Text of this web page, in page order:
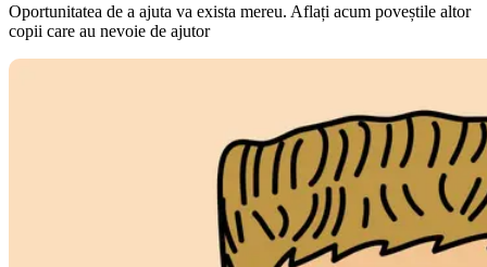
Oportunitatea de a ajuta va exista mereu. Aflați acum poveștile altor
copii care au nevoie de ajutor